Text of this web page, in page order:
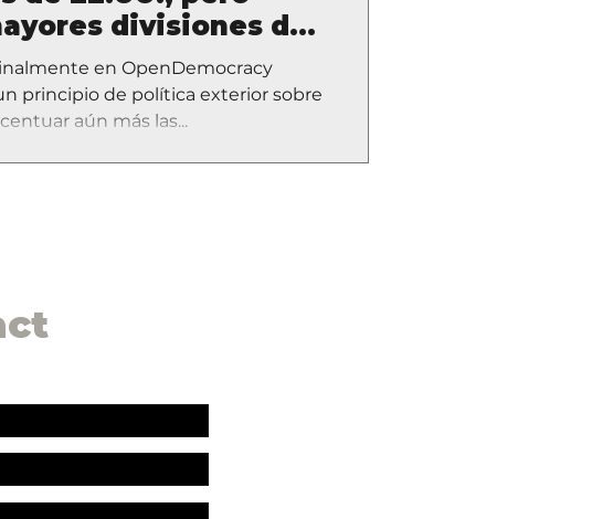
divisiones de
en OpenDemocracy
principio de política exterior sobre
aún más las...